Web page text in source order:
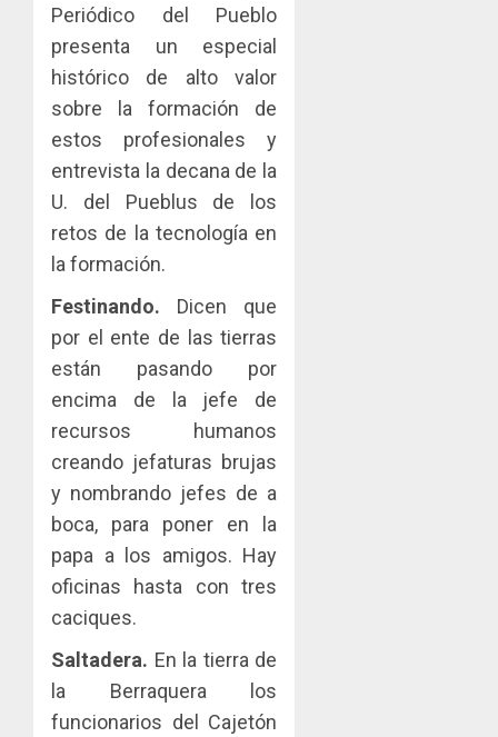
Periódico del Pueblo
presenta un especial
histórico de alto valor
sobre la formación de
estos profesionales y
entrevista la decana de la
U. del Pueblus de los
retos de la tecnología en
la formación.
Festinando. Dicen que
por el ente de las tierras
están pasando por
encima de la jefe de
recursos humanos
creando jefaturas brujas
y nombrando jefes de a
boca, para poner en la
papa a los amigos. Hay
oficinas hasta con tres
caciques.
Saltadera. En la tierra de
la Berraquera los
funcionarios del Cajetón